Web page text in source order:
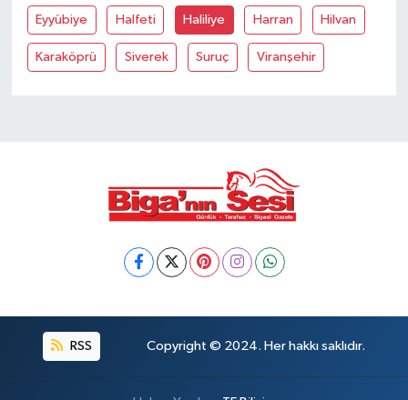
Eyyübiye Halfeti Haliliye Harran Hilvan
Karaköprü Siverek Suruç Viranşehir
RSS Copyright © 2024. Her hakkı saklıdır.
Siyaset